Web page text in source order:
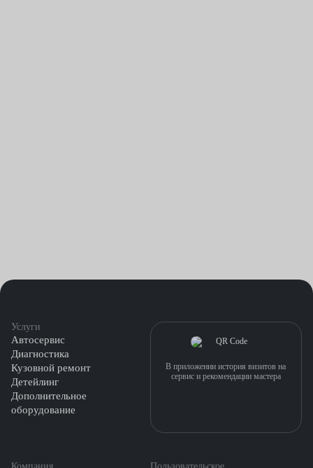
Услуги
Автосервис
Диагностика
Кузовной ремонт
Детейлинг
Дополнительное
оборудование
В приложении история визитов на
сервис и рекомендации мастера